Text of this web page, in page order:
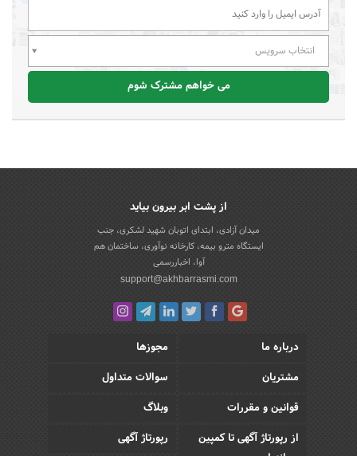
انتخاب سرویس
می خواهم مشترک شوم
از پشت ابر بیرون بیاید
میدان آزادی، ابتدای اتوبان شهید لشکری، جنب
ایستگاه مترو بیمه، کارخانه نوآوری، ساختمان هم
آوا، اخباررسمی
support@akhbarrasmi.com
درباره ما
مجوزها
مشتریان
سوالات متداول
قوانین و مقررات
وبلاگ
از رپورتاژ آگهی تا کمپین
رپورتاژ آگهی